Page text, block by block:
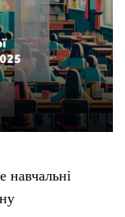
навчальні